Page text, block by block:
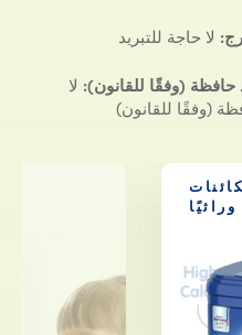
لا حاجة للتبريد
حافظة (وفقًا للقانون): لا
(وفقًا للقانون)
الكائنات
وراثيًا